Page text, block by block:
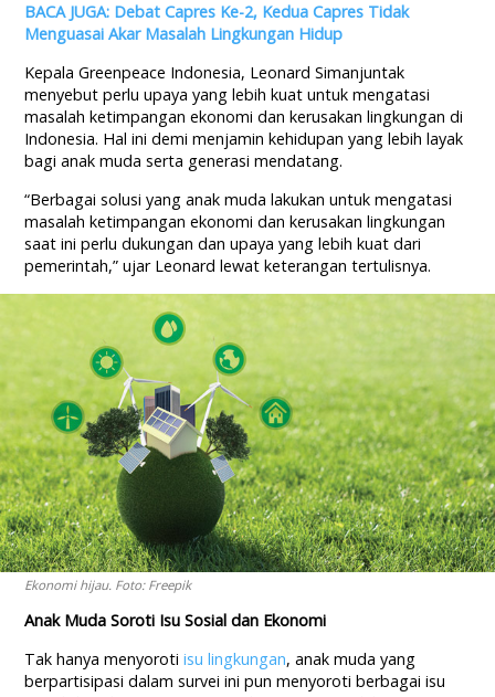
BACA JUGA: Debat Capres Ke-2, Kedua Capres Tidak
Menguasai Akar Masalah Lingkungan Hidup
Kepala Greenpeace Indonesia, Leonard Simanjuntak
menyebut perlu upaya yang lebih kuat untuk mengatasi
masalah ketimpangan ekonomi dan kerusakan lingkungan di
Indonesia. Hal ini demi menjamin kehidupan yang lebih layak
bagi anak muda serta generasi mendatang.
“Berbagai solusi yang anak muda lakukan untuk mengatasi
masalah ketimpangan ekonomi dan kerusakan lingkungan
saat ini perlu dukungan dan upaya yang lebih kuat dari
pemerintah,” ujar Leonard lewat keterangan tertulisnya.
Ekonomi hijau. Foto: Freepik
Anak Muda Soroti Isu Sosial dan Ekonomi
Tak hanya menyorotiisu lingkungan, anak muda yang
berpartisipasi dalam survei ini pun menyoroti berbagai isu